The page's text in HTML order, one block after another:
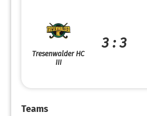
Tresenwalder HC
III
3 : 3
Teams